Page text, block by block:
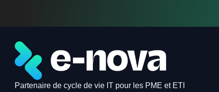
Partenaire de cycle de vie IT pour les PME et ETI